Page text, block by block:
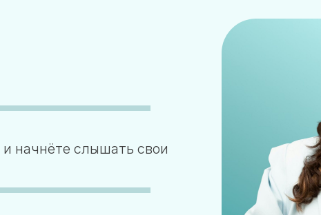
и начнёте слышать свои